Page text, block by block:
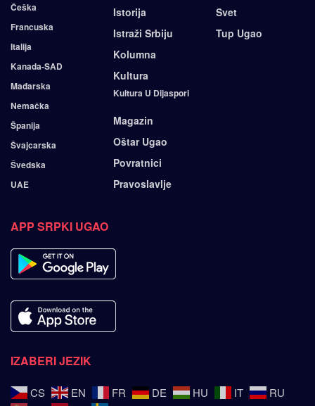
Češka
Francuska
Italija
Kanada-SAD
Mađarska
Nemačka
Španija
Švajcarska
Švedska
UAE
Istorija
Istraži Srbiju
Kolumna
Kultura
Kultura U Dijaspori
Magazin
Oštar Ugao
Povratnici
Pravoslavlje
Svet
Tup Ugao
APP SRPKI UGAO
IZABERI JEZIK
CS EN FR DE HU IT RU